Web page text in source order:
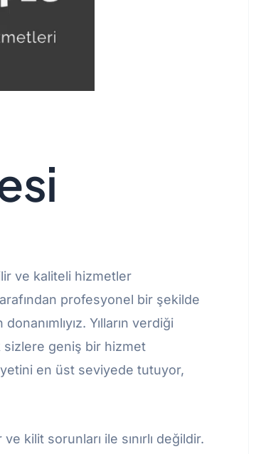
ve kaliteli hizmetler
profesyonel bir şekilde
Yılların verdiği
sizlere geniş bir hizmet
en üst seviyede tutuyor,
kilit sorunları ile sınırlı değildir.